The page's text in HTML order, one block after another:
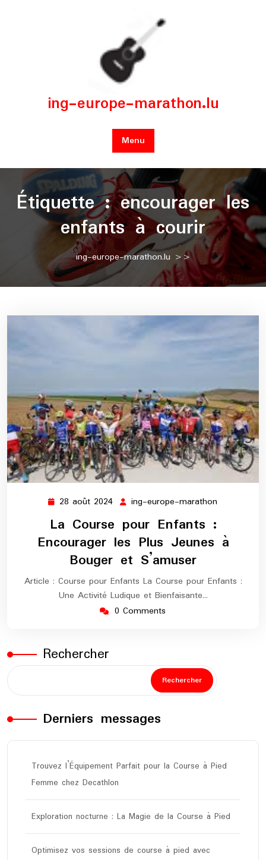
ing-europe-marathon.lu
Menu
Étiquette :encourager les
enfants à courir
ing-europe-marathon.lu >>
28 août 2024 28
2024
ing-europe-marathon
La Course pour Enfants :
Encourager les Plus Jeunes à
Bouger et S’amuser
Article : Course pour Enfants La Course pour Enfants :
Une Activité Ludique et Bienfaisante…
0 Comments
Rechercher
Rechercher
Derniers messages
Trouvez l’Équipement Parfait pour la Course à Pied
Femme chez Decathlon
Exploration nocturne : La Magie de la Course à Pied
Optimisez vos sessions de course à pied avec